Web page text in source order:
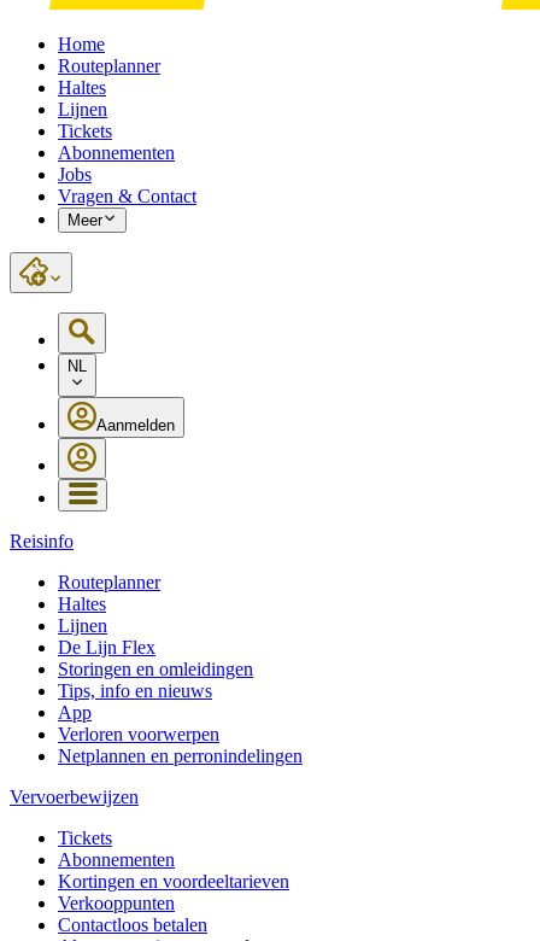
Home
Routeplanner
Haltes
Lijnen
Tickets
Abonnementen
Jobs
Vragen & Contact
Meer
NL
Aanmelden
Reisinfo
Routeplanner
Haltes
Lijnen
De Lijn Flex
Storingen en omleidingen
Tips, info en nieuws
App
Verloren voorwerpen
Netplannen en perronindelingen
Vervoerbewijzen
Tickets
Abonnementen
Kortingen en voordeeltarieven
Verkooppunten
Contactloos betalen